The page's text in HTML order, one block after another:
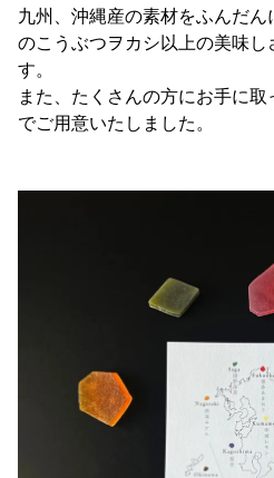
九州、沖縄産の素材をふんだ
のこうぶつヲカシ以上の美味し
す。
また、たくさんの方にお手に
でご用意いたしました。